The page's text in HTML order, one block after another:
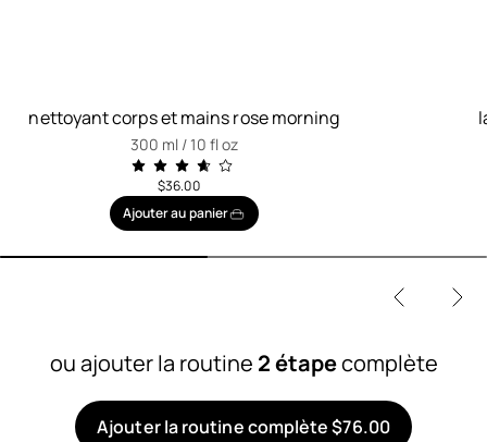
nettoyant corps et mains rose morning
300 ml / 10 fl oz
$36.00
Ajouter au panier
ou ajouter la routine 2 étapecomplète
Ajouter la routine complète $76.00